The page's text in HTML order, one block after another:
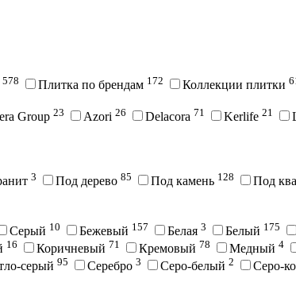
578 Плитка по брендам 172 Коллекции плитки
Group 23 Azori 26 Delacora 71 Kerlife 21
3 Под дерево 85 Под камень 128 Под
Cерый 10 Бежевый 157 Белая 3 Белый 175
16 Коричневый 71 Кремовый 78 Медный 4
серый 95 Серебро 3 Серо-белый 2 Серо-